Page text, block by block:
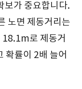
보가 중요합니다.
노면 제동거리는
로 제동거
확률이 2배 늘어